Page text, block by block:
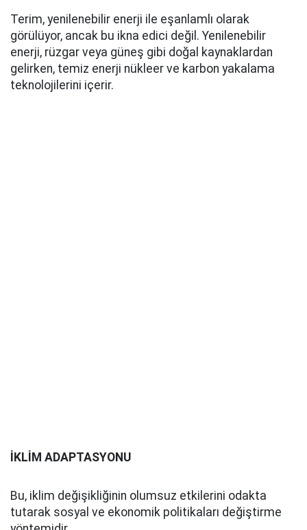
Terim, yenilenebilir enerji ile eşanlamlı olarak
görülüyor, ancak bu ikna edici değil. Yenilenebilir
enerji, rüzgar veya güneş gibi doğal kaynaklardan
gelirken, temiz enerji nükleer ve karbon yakalama
teknolojilerini içerir.
İKLİM ADAPTASYONU
Bu, iklim değişikliğinin olumsuz etkilerini odakta
tutarak sosyal ve ekonomik politikaları değiştirme